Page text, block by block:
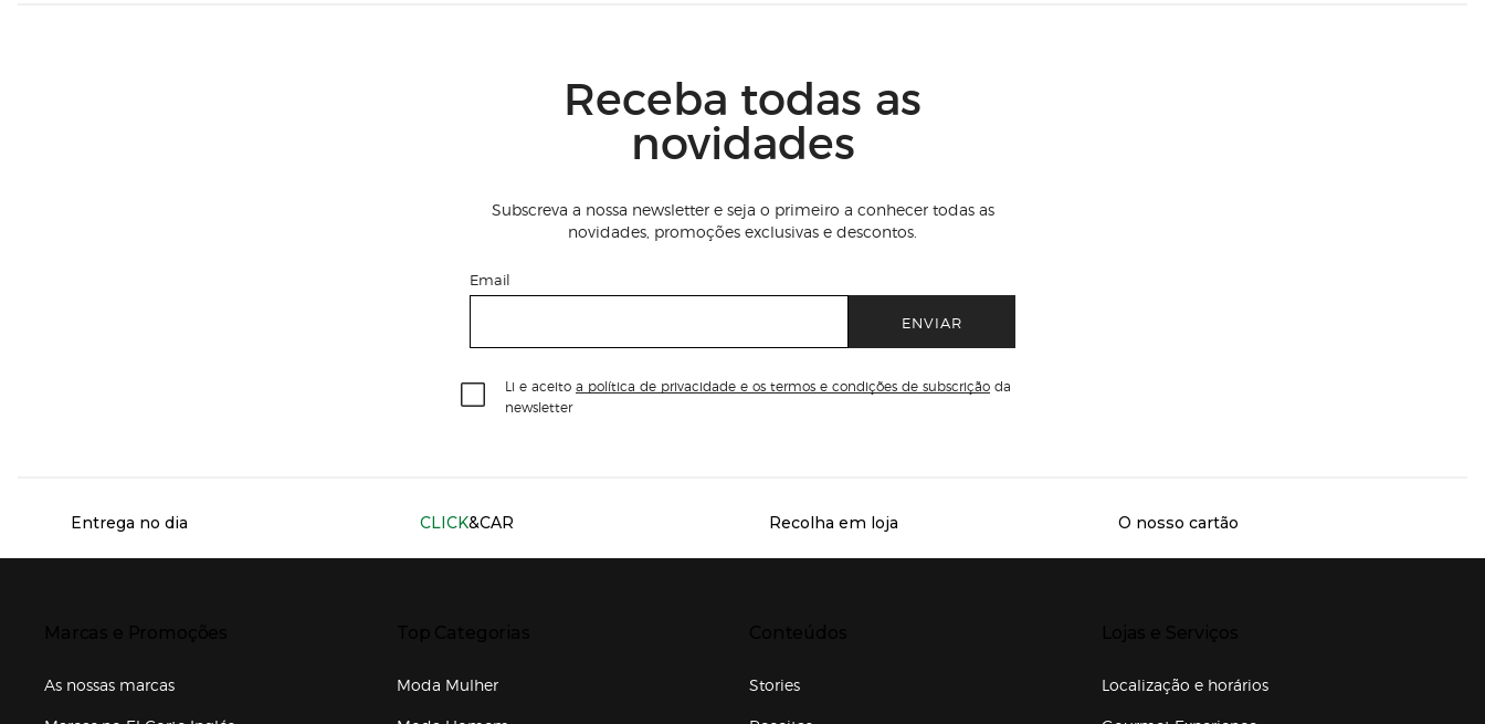
Receba todas as
novidades
Subscreva a nossa newsletter e seja o primeiro a conhecer todas as
novidades, promoções exclusivas e descontos.
Email
ENVIAR
Li e aceito a política de privacidade e os termos e condições de subscrição da
newsletter
Servicios destacados
Entrega no dia CLICK&CAR Recolha em loja O nosso cartão
As nossas marcas
Moda Mulher
Stories
Localização e horários